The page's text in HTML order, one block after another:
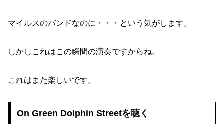
マイルスのバンドなのに・・・という気がします。
しかしこれはこの瞬間の演奏ですからね。
これはまた楽しいです。
On Green Dolphin Streetを聴く